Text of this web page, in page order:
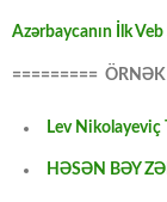
Azərbaycanın İlk Veb
=========
Lev Nikolayeviç
HƏSƏN BƏY